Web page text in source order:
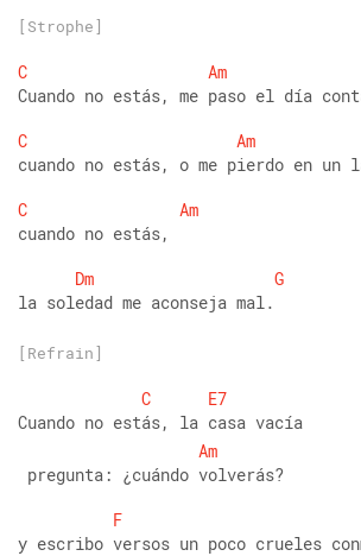
[Strophe]
C
Am
Cuando no estás, me paso el día
C
Am
cuando no estás, o me pierdo en un
C
Am
cuando no estás,
Dm
G
la soledad me aconseja mal.
[Refrain]
C
E7
Cuando no estás, la casa vacía
Am
pregunta: ¿cuándo volverás?
F
y escribo versos un poco crueles